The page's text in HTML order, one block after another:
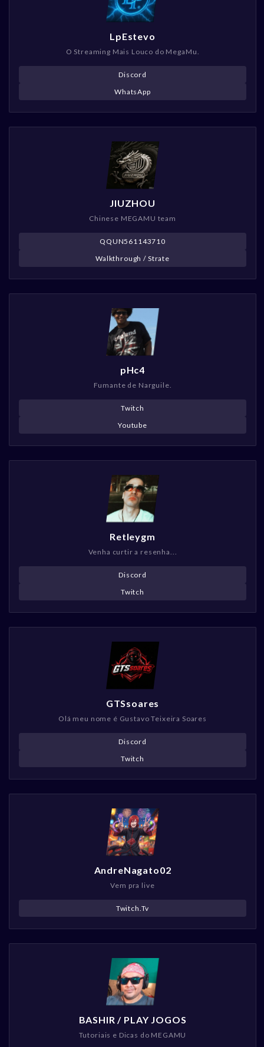
LpEstevo
O Streaming Mais Louco do MegaMu.
Discord
WhatsApp
JIUZHOU
Chinese MEGAMU team
QQUN561143710
Walkthrough / Strate
pHc4
Fumante de Narguile.
Twitch
Youtube
Retleygm
Venha curtir a resenha...
Discord
Twitch
GTSsoares
Olá meu nome é Gustavo Teixeira Soares
Discord
Twitch
AndreNagato02
Vem pra live
Twitch.Tv
BASHIR / PLAY JOGOS
Tutoriais e Dicas do MEGAMU